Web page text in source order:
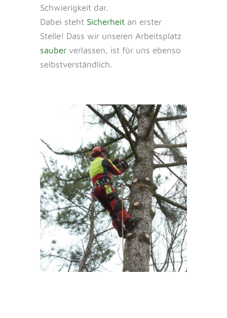
Schwierigkeit dar.
Dabei steht Sicherheit an erster
Stelle! Dass wir unseren Arbeitsplatz
sauber verlassen, ist für uns ebenso
selbstverständlich.